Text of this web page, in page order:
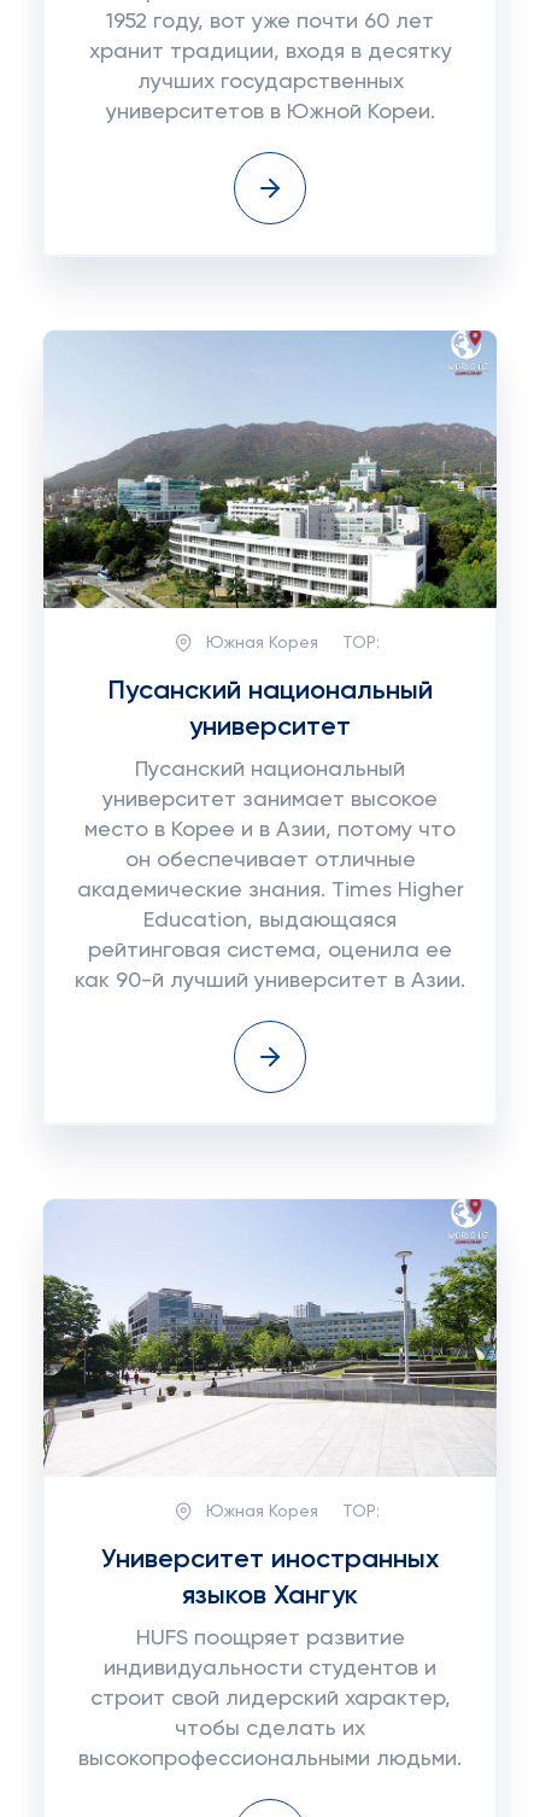
1952 году, вот уже почти 60 лет
хранит традиции, входя в десятку
лучших государственных
университетов в Южной Кореи.
Южная Корея TOP:
Пусанский национальный
университет
Пусанский национальный
университет занимает высокое
место в Корее и в Азии, потому что
он обеспечивает отличные
академические знания. Times Higher
Education, выдающаяся
рейтинговая система, оценила ее
как 90-й лучший университет в Азии.
Южная Корея TOP:
Университет иностранных
языков Хангук
HUFS поощряет развитие
индивидуальности студентов и
строит свой лидерский характер,
чтобы сделать их
высокопрофессиональными людьми.